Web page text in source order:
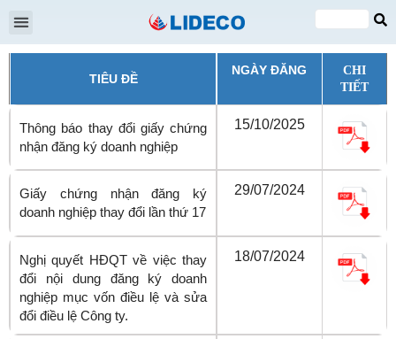
VI
EN
TIÊU ĐỀ
NGÀY ĐĂNG
CHI
TIẾT
Thông báo thay đổi giấy chứng
nhận đăng ký doanh nghiệp
15/10/2025
Giấy chứng nhận đăng ký
doanh nghiệp thay đổi lần thứ 17
29/07/2024
Nghị quyết HĐQT về việc thay
đổi nội dung đăng ký doanh
nghiệp mục vốn điều lệ và sửa
đổi điều lệ Công ty.
18/07/2024